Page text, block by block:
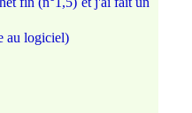
au logiciel)